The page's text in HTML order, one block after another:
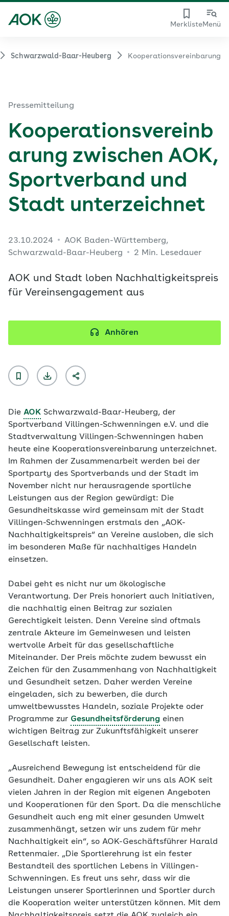
MerklisteMenü
Schwarzwald-Baar-Heuberg Kooperationsvereinbarung
Pressemitteilung
Kooperationsvereinb
arung zwischen AOK,
Sportverband und
Stadt unterzeichnet
23.10.2024
AOK Baden-Württemberg,
Schwarzwald-Baar-Heuberg
2 Min. Lesedauer
AOK und Stadt loben Nachhaltigkeitspreis
für Vereinsengagement aus
Anhören
Die AOK Schwarzwald-Baar-Heuberg, der
Sportverband Villingen-Schwenningen e.V. und die
Stadtverwaltung Villingen-Schwenningen haben
heute eine Kooperationsvereinbarung unterzeichnet.
Im Rahmen der Zusammenarbeit werden bei der
Sportparty des Sportverbands und der Stadt im
November nicht nur herausragende sportliche
Leistungen aus der Region gewürdigt: Die
Gesundheitskasse wird gemeinsam mit der Stadt
Villingen-Schwenningen erstmals den „AOK-
Nachhaltigkeitspreis“ an Vereine ausloben, die sich
im besonderen Maße für nachhaltiges Handeln
einsetzen.
Dabei geht es nicht nur um ökologische
Verantwortung. Der Preis honoriert auch Initiativen,
die nachhaltig einen Beitrag zur sozialen
Gerechtigkeit leisten. Denn Vereine sind oftmals
zentrale Akteure im Gemeinwesen und leisten
wertvolle Arbeit für das gesellschaftliche
Miteinander. Der Preis möchte zudem bewusst ein
Zeichen für den Zusammenhang von Nachhaltigkeit
und Gesundheit setzen. Daher werden Vereine
eingeladen, sich zu bewerben, die durch
umweltbewusstes Handeln, soziale Projekte oder
Programme zur Gesundheitsförderung einen
wichtigen Beitrag zur Zukunftsfähigkeit unserer
Gesellschaft leisten.
„Ausreichend Bewegung ist entscheidend für die
Gesundheit. Daher engagieren wir uns als AOK seit
vielen Jahren in der Region mit eigenen Angeboten
und Kooperationen für den Sport. Da die menschliche
Gesundheit auch eng mit einer gesunden Umwelt
zusammenhängt, setzen wir uns zudem für mehr
Nachhaltigkeit ein“, so AOK-Geschäftsführer Harald
Rettenmaier. „Die Sportlerehrung ist ein fester
Bestandteil des sportlichen Lebens in Villingen-
Schwenningen. Es freut uns sehr, dass wir die
Leistungen unserer Sportlerinnen und Sportler durch
die Kooperation weiter unterstützen können. Mit dem